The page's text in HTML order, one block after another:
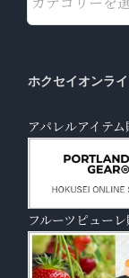
ホクセイオンラ
アパレルアイテ
フルーツピュー